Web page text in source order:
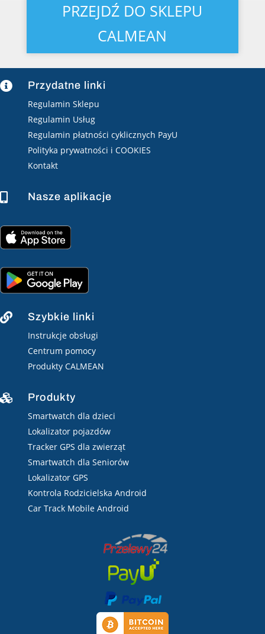
PRZEJDŹ DO SKLEPU
CALMEAN
 Przydatne linki
Regulamin Sklepu
Regulamin Usług
Regulamin płatności cyklicznych PayU
Polityka prywatności i COOKIES
Kontakt
 Nasze aplikacje
 Szybkie linki
Instrukcje obsługi
Centrum pomocy
Produkty CALMEAN
 Produkty
Smartwatch dla dzieci
Lokalizator pojazdów
Tracker GPS dla zwierząt
Smartwatch dla Seniorów
Lokalizator GPS
Kontrola Rodzicielska Android
Car Track Mobile Android